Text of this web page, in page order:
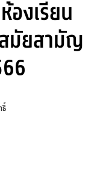
งเรียน
มัยสามัญ